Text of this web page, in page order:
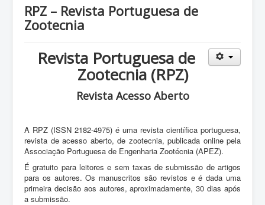
A Zootecnia
Notícias
ZOOTEC
Contactos
Sócios
RPZ – Revista Portuguesa de
Zootecnia
Revista Portuguesa de
Zootecnia (RPZ)
Revista Acesso Aberto
A RPZ (ISSN 2182-4975) é uma revista científica portuguesa,
revista de acesso aberto, de zootecnia, publicada online pela
Associação Portuguesa de Engenharia Zootécnia (APEZ).
É gratuito para leitores e sem taxas de submissão de artigos
para os autores. Os manuscritos são revistos e é dada uma
primeira decisão aos autores, aproximadamente, 30 dias após
a submissão.